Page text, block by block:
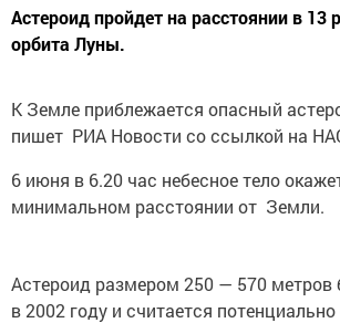
Астероид пройдет на расстоянии в 13
орбита Луны.
К Земле приблежается опасный
пишет РИА Новости со ссылкой на
6 июня в 6.20 час небесное тело
минимальном расстоянии от Земли.
Астероид размером 250 — 570 метров
в 2002 году и считается